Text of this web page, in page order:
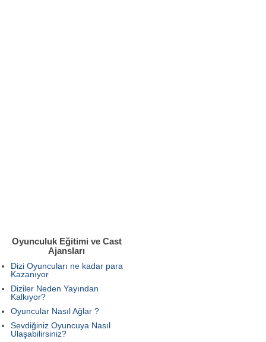
Oyunculuk Eğitimi ve Cast
Ajansları
Dizi Oyuncuları ne kadar para
Kazanıyor
Diziler Neden Yayından
Kalkıyor?
Oyuncular Nasıl Ağlar ?
Sevdiğiniz Oyuncuya Nasıl
Ulaşabilirsiniz?